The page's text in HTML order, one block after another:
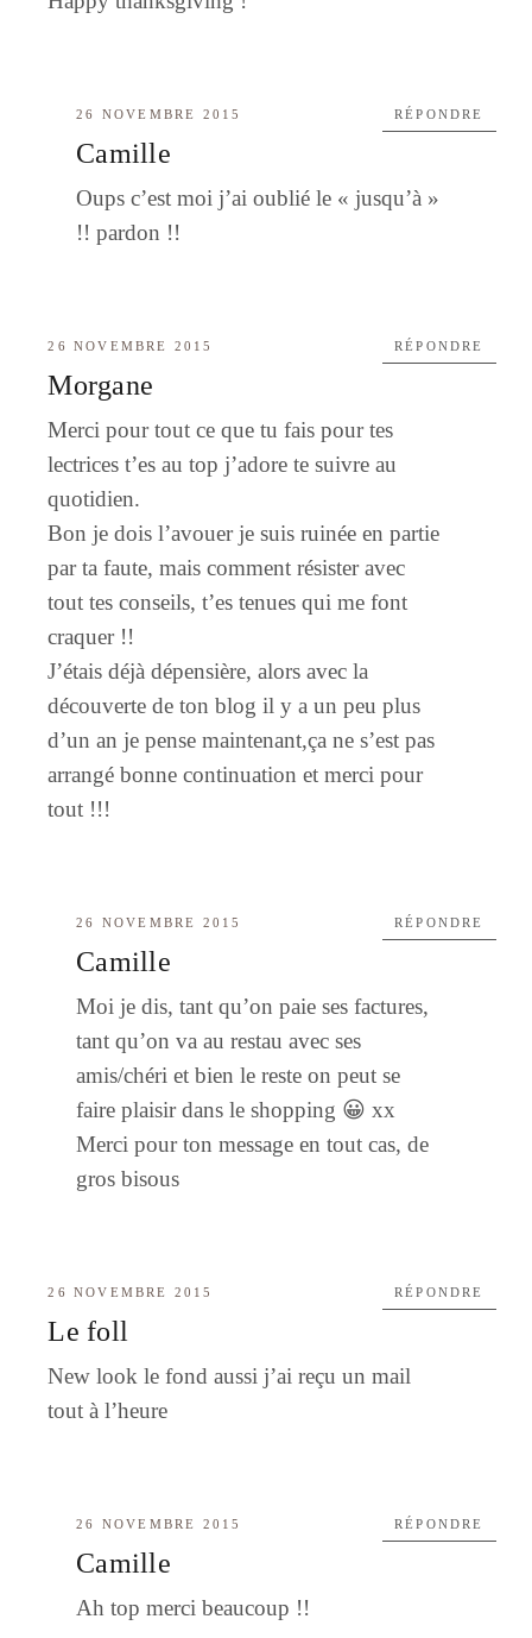
26 NOVEMBRE 2015
Camille
Oups c’est moi j’ai oublié le « jusqu’à »
!! pardon !!
RÉPONDRE
26 NOVEMBRE 2015
Morgane
Merci pour tout ce que tu fais pour tes
lectrices t’es au top j’adore te suivre au
quotidien.
Bon je dois l’avouer je suis ruinée en partie
par ta faute, mais comment résister avec
tout tes conseils, t’es tenues qui me font
craquer !!
J’étais déjà dépensière, alors avec la
découverte de ton blog il y a un peu plus
d’un an je pense maintenant,ça ne s’est pas
arrangé bonne continuation et merci pour
tout !!!
RÉPONDRE
26 NOVEMBRE 2015
Camille
Moi je dis, tant qu’on paie ses factures,
tant qu’on va au restau avec ses
amis/chéri et bien le reste on peut se
faire plaisir dans le shopping 😀 xx
Merci pour ton message en tout cas, de
gros bisous
RÉPONDRE
26 NOVEMBRE 2015
Le foll
New look le fond aussi j’ai reçu un mail
tout à l’heure
RÉPONDRE
26 NOVEMBRE 2015
Camille
Ah top merci beaucoup !!
RÉPONDRE